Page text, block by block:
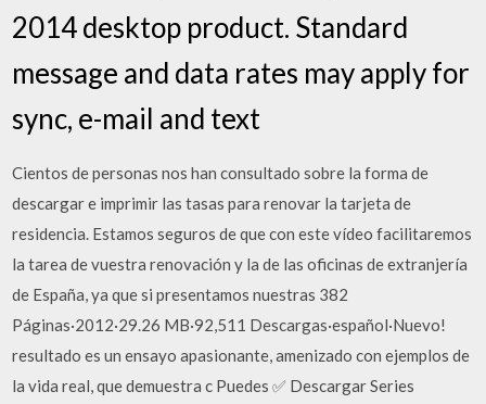
2014 desktop product. Standard
message and data rates may apply for
sync, e-mail and text
Cientos de personas nos han consultado sobre la forma de
descargar e imprimir las tasas para renovar la tarjeta de
residencia. Estamos seguros de que con este vídeo facilitaremos
la tarea de vuestra renovación y la de las oficinas de extranjería
de España, ya que si presentamos nuestras 382
Páginas·2012·29.26 MB·92,511 Descargas·español·Nuevo!
resultado es un ensayo apasionante, amenizado con ejemplos de
la vida real, que demuestra c Puedes ✅ Descargar Series